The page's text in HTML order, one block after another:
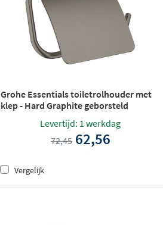
Grohe Essentials toiletrolhouder met
klep - Hard Graphite geborsteld
Levertijd: 1 werkdag
72,45 62,56
Vergelijk